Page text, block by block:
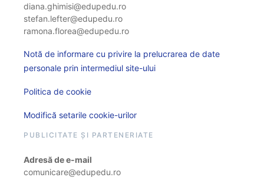
diana.ghimisi@edupedu.ro
stefan.lefter@edupedu.ro
ramona.florea@edupedu.ro
Notă de informare cu privire la prelucrarea de date
personale prin intermediul site-ului
Politica de cookie
Modifică setarile cookie-urilor
PUBLICITATE ȘI PARTENERIATE
Adresă de e-mail
comunicare@edupedu.ro